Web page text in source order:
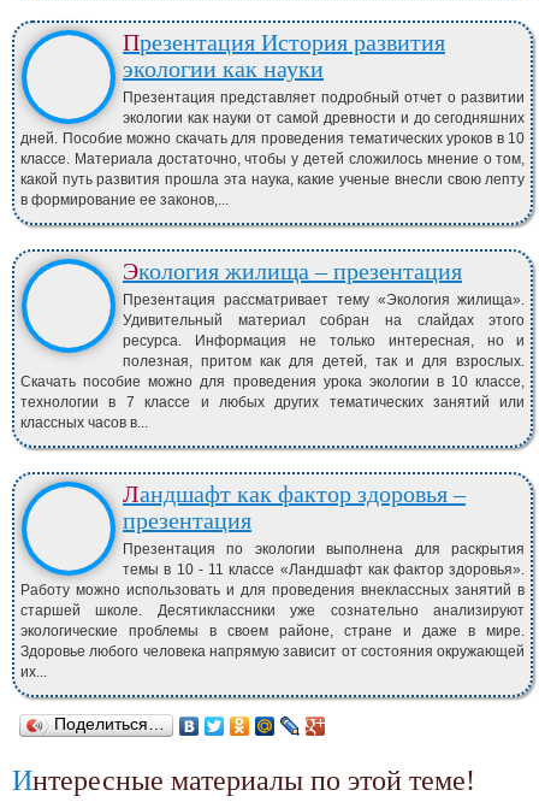
Презентация История развития
экологии как науки
Презентация представляет подробный отчет о развитии
экологии как науки от самой древности и до сегодняшних
дней. Пособие можно скачать для проведения тематических уроков в 10
классе. Материала достаточно, чтобы у детей сложилось мнение о том,
какой путь развития прошла эта наука, какие ученые внесли свою лепту
в формирование ее законов,...
Экология жилища – презентация
Презентация рассматривает тему «Экология жилища».
Удивительный материал собран на слайдах этого
ресурса. Информация не только интересная, но и
полезная, притом как для детей, так и для взрослых.
Скачать пособие можно для проведения урока экологии в 10 классе,
технологии в 7 классе и любых других тематических занятий или
классных часов в...
Ландшафт как фактор здоровья –
презентация
Презентация по экологии выполнена для раскрытия
темы в 10 - 11 классе «Ландшафт как фактор здоровья».
Работу можно использовать и для проведения внеклассных занятий в
старшей школе. Десятиклассники уже сознательно анализируют
экологические проблемы в своем районе, стране и даже в мире.
Здоровье любого человека напрямую зависит от состояния окружающей
их...
Поделиться…
Интересные материалы по этой теме!